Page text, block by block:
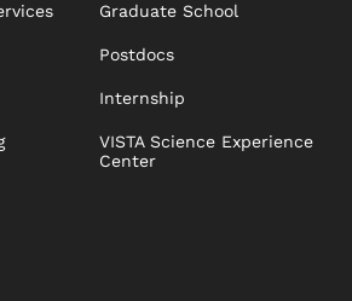
Graduate School
Postdocs
Internship
VISTA Science Experience
Center